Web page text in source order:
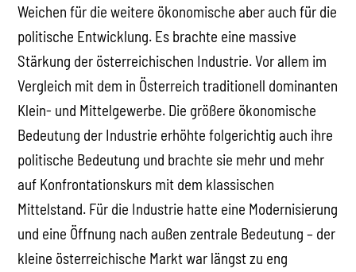
Weichen für die weitere ökonomische aber auch für die
politische Entwicklung. Es brachte eine massive
Stärkung der österreichischen Industrie. Vor allem im
Vergleich mit dem in Österreich traditionell dominanten
Klein- und Mittelgewerbe. Die größere ökonomische
Bedeutung der Industrie erhöhte folgerichtig auch ihre
politische Bedeutung und brachte sie mehr und mehr
auf Konfrontationskurs mit dem klassischen
Mittelstand. Für die Industrie hatte eine Modernisierung
und eine Öffnung nach außen zentrale Bedeutung – der
kleine österreichische Markt war längst zu eng